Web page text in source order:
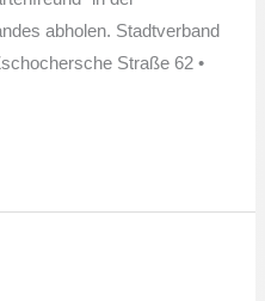
abholen. Stadtverband
Straße 62 •